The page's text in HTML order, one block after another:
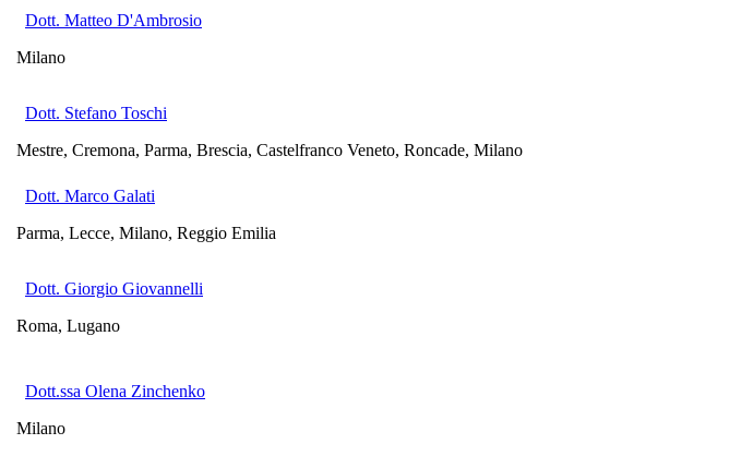
Dott. Matteo D'Ambrosio
Milano
Dott. Stefano Toschi
Mestre, Cremona, Parma, Brescia, Castelfranco Veneto, Roncade, Milano
Dott. Marco Galati
Parma, Lecce, Milano, Reggio Emilia
Dott. Giorgio Giovannelli
Roma, Lugano
Dott.ssa Olena Zinchenko
Milano